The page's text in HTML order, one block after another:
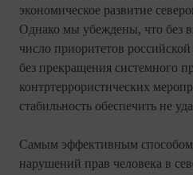
экономическое развитие
Однако мы убеждены, что без
число приоритетов
без прекращения системного
контртеррористических
стабильность обеспечить не
Самым эффективным
нарушений прав человека в